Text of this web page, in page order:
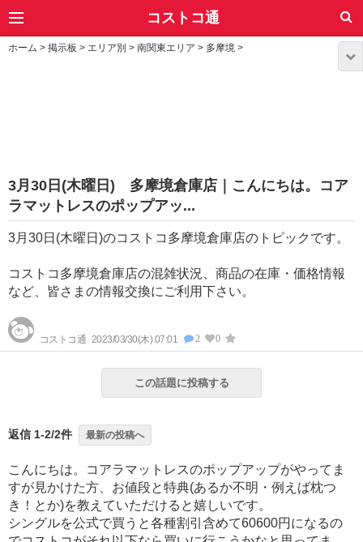
コストコ通
ホーム > 掲示板 > エリア別 > 南関東エリア > 多摩境 >
3月30日(木曜日) 多摩境倉庫店｜こんにちは。コア
ラマットレスのポップアッ...
3月30日(木曜日)のコストコ多摩境倉庫店のトピックです。
コストコ多摩境倉庫店の混雑状況、商品の在庫・価格情報
など、皆さまの情報交換にご利用下さい。
コストコ通 2023/03/30(木) 07:01 2 0
この話題に投稿する
返信 1-2/2件 最新の投稿へ
こんにちは。コアラマットレスのポップアップがやってま
すが見かけた方、お値段と特典(あるか不明・例えば枕つ
き！とか)を教えていただけると嬉しいです。
シングルを公式で買うと各種割引含めて60600円になるの